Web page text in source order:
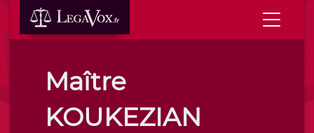
Maître
KOUKEZIAN